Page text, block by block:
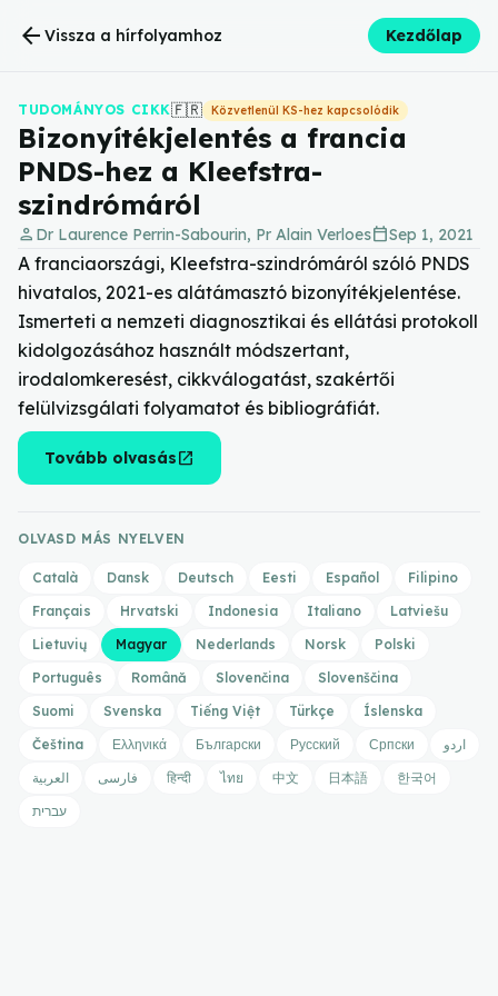
arrow_back Vissza a hírfolyamhoz Kezdőlap
TUDOMÁNYOS CIKK🇫🇷 Közvetlenül KS-hez kapcsolódik
Bizonyítékjelentés a francia
PNDS-hez a Kleefstra-
szindrómáról
person Dr Laurence Perrin-Sabourin, Pr Alain Verloescalendar_todaySep 1, 2021
A franciaországi, Kleefstra-szindrómáról szóló PNDS
hivatalos, 2021-es alátámasztó bizonyítékjelentése.
Ismerteti a nemzeti diagnosztikai és ellátási protokoll
kidolgozásához használt módszertant,
irodalomkeresést, cikkválogatást, szakértői
felülvizsgálati folyamatot és bibliográfiát.
Tovább olvasásopen_in_new
OLVASD MÁS NYELVEN
Català Dansk Deutsch Eesti Español
Filipino
Français
Hrvatski Indonesia Italiano
Latviešu
Lietuvių
Magyar Nederlands Norsk
Polski
Português
Română Slovenčina
Slovenščina
Suomi
Svenska Tiếng Việt Türkçe
Íslenska
Čeština
Ελληνικά Български Русский Српски
اردو
العربية
فارسی हिन्दी ไทย 中文 日本語
한국어
עברית